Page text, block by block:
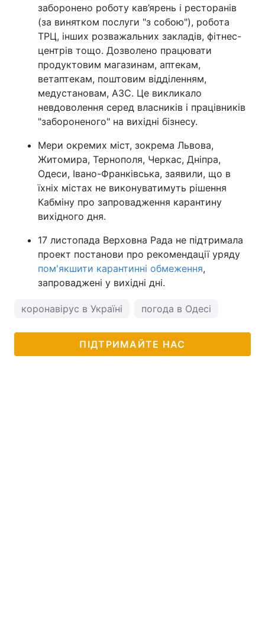
заборонено роботу кав’ярень і ресторанів
(за винятком послуги "з собою"), робота
ТРЦ, інших розважальних закладів, фітнес-
центрів тощо. Дозволено працювати
продуктовим магазинам, аптекам,
ветаптекам, поштовим відділенням,
медустановам, АЗС. Це викликало
невдоволення серед власників і працівників
"забороненого" на вихідні бізнесу.
Мери окремих міст, зокрема Львова,
Житомира, Тернополя, Черкас, Дніпра,
Одеси, Івано-Франківська, заявили, що в
їхніх містах не виконуватимуть рішення
Кабміну про запровадження карантину
вихідного дня.
17 листопада Верховна Рада не підтримала
проект постанови про рекомендації уряду
пом'якшити карантинні обмеження,
запроваджені у вихідні дні.
коронавірус в Україні погода в Одесі
ПІДТРИМАЙТЕ НАС